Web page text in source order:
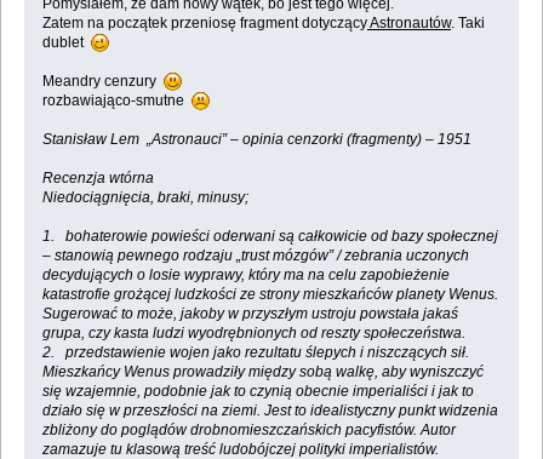
Zatem na początek przeniosę fragment dotyczącyAstronautów. Taki
dublet
Meandry cenzury
rozbawiająco-smutne
Stanisław Lem „Astronauci” – opinia cenzorki (fragmenty) – 1951
Recenzja wtórna
Niedociągnięcia, braki, minusy;
1. bohaterowie powieści oderwani są całkowicie od bazy społecznej
– stanowią pewnego rodzaju „trust mózgów” / zebrania uczonych
decydujących o losie wyprawy, który ma na celu zapobieżenie
katastrofie grożącej ludzkości ze strony mieszkańców planety Wenus.
Sugerować to może, jakoby w przyszłym ustroju powstała jakaś
grupa, czy kasta ludzi wyodrębnionych od reszty społeczeństwa.
2. przedstawienie wojen jako rezultatu ślepych i niszczących sił.
Mieszkańcy Wenus prowadziły między sobą walkę, aby wyniszczyć
się wzajemnie, podobnie jak to czynią obecnie imperialiści i jak to
działo się w przeszłości na ziemi. Jest to idealistyczny punkt widzenia
zbliżony do poglądów drobnomieszczańskich pacyfistów. Autor
zamazuje tu klasową treść ludobójczej polityki imperialistów.